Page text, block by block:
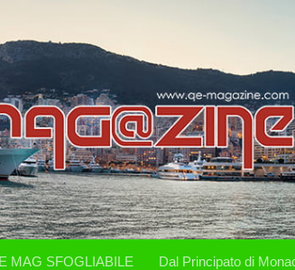
MAG SFOGLIABILE Dal Principato di